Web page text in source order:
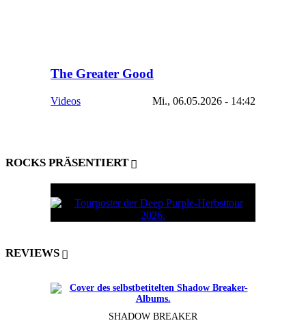
The Greater Good
Videos Mi., 06.05.2026 - 14:42
ROCKS PRÄSENTIERT
REVIEWS
SHADOW BREAKER